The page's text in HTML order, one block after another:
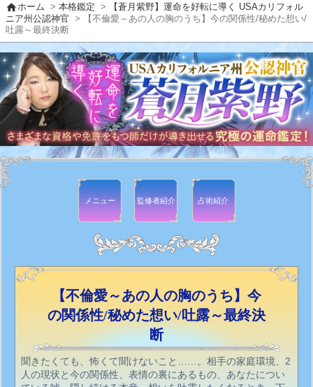
homeホーム >本格鑑定 >
【蒼月紫野】運命を好転に導く USAカリフォル
ニア州公認神官
> 【不倫愛～あの人の胸のうち】今の関係性/秘めた想い/
吐露～最終決断
メニュー 監修者紹介 占術紹介
【不倫愛～あの人の胸のうち】今
の関係性/秘めた想い/吐露～最終決
断
聞きたくても、怖くて聞けないこと……。相手の家庭環境、2
人の現状と今の関係性、表情の裏にあるもの、あなたについ